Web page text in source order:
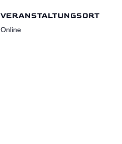
VERANSTALTUNGSORT
Online